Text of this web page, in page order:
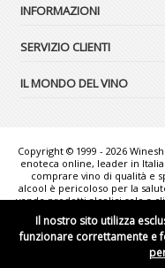
Il nostro sito utilizza
funzionare correttamente e
INFORMAZIONI
SERVIZIO CLIENTI
IL MONDO DEL VINO
Copyright © 1999 - 2026
enoteca online, leader in
comprare vino di qualità e
alcool è pericoloso per la
vende prodotti alcolici solo a
e la disponibilità dei
rappresentate sono
esattamente alla realtà.
lovers" è un marchio